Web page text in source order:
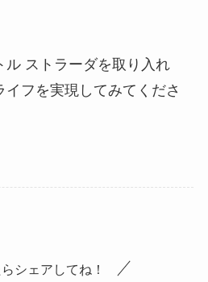
ル ストラーダを取り入れ
フを実現してみてくださ
シェアしてね！